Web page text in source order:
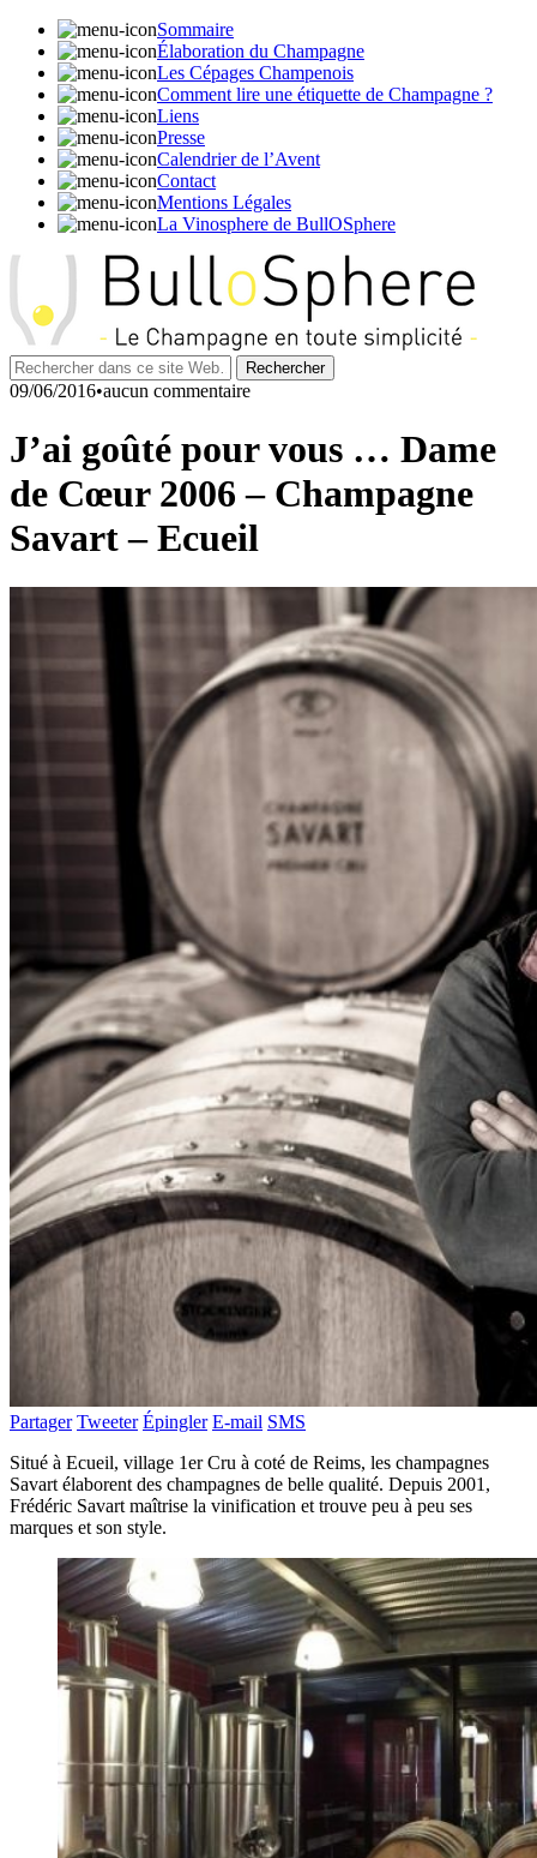
Sommaire
Élaboration du Champagne
Les Cépages Champenois
Comment lire une étiquette de Champagne ?
Liens
Presse
Calendrier de l’Avent
Contact
Mentions Légales
La Vinosphere de BullOSphere
09/06/2016•aucun commentaire
J’ai goûté pour vous … Dame
de Cœur 2006 – Champagne
Savart – Ecueil
Partager Tweeter Épingler E-mail SMS
Situé à Ecueil, village 1er Cru à coté de Reims, les champagnes
Savart élaborent des champagnes de belle qualité. Depuis 2001,
Frédéric Savart maîtrise la vinification et trouve peu à peu ses
marques et son style.